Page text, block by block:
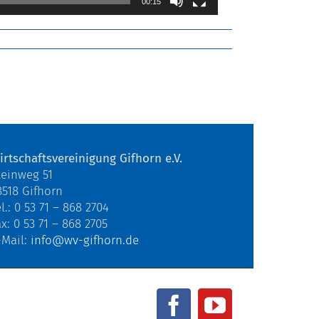
Gifhorn e.V.
51
Gifhorn
0 53 71 – 868 2704
0 53 71 – 868 2705
info@wv-gifhorn.de